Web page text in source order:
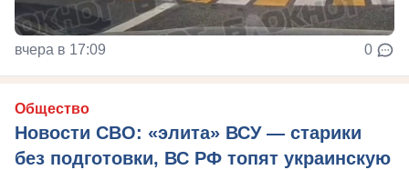
вчера в 17:09 0
Общество
Новости СВО: «элита» ВСУ — старики
без подготовки, ВС РФ топят украинскую